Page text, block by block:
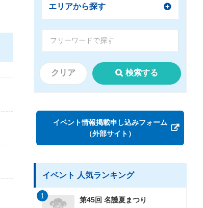
エリアから探す
クリア 検索する
イベント情報掲載申し込みフォーム
（外部サイト）
イベント 人気ランキング
第45回 名護夏まつり
1